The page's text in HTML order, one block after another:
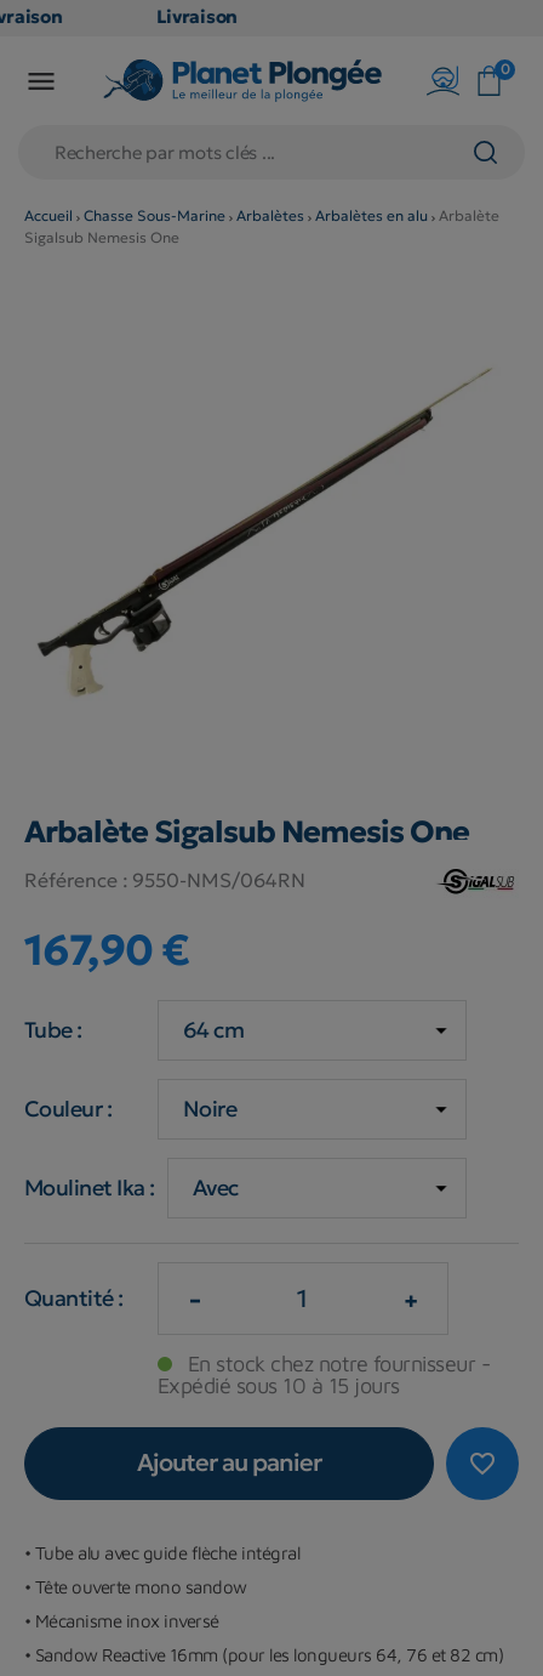
Livraison
en point
79€
(hors
produits
 0
Accueil Chasse Sous-Marine Arbalètes Arbalètes en alu
Arbalète
Sigalsub Nemesis One
Arbalète Sigalsub Nemesis One
Référence : 9550-NMS/064RN
167,90 €
Tube :
Couleur :
Moulinet Ika :
Quantité : - +
En stock chez notre fournisseur -
Expédié sous 10 à 15 jours
favorite_border
Ajouter au panier
• Tube alu avec guide flèche intégral
• Tête ouverte mono sandow
• Mécanisme inox inversé
• Sandow Reactive 16mm (pour les longueurs 64, 76 et 82 cm)